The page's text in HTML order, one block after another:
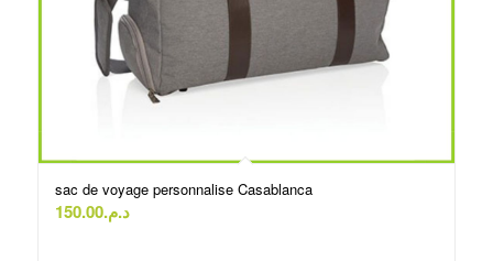
sac de voyage personnalise Casablanca
د.م.150.00